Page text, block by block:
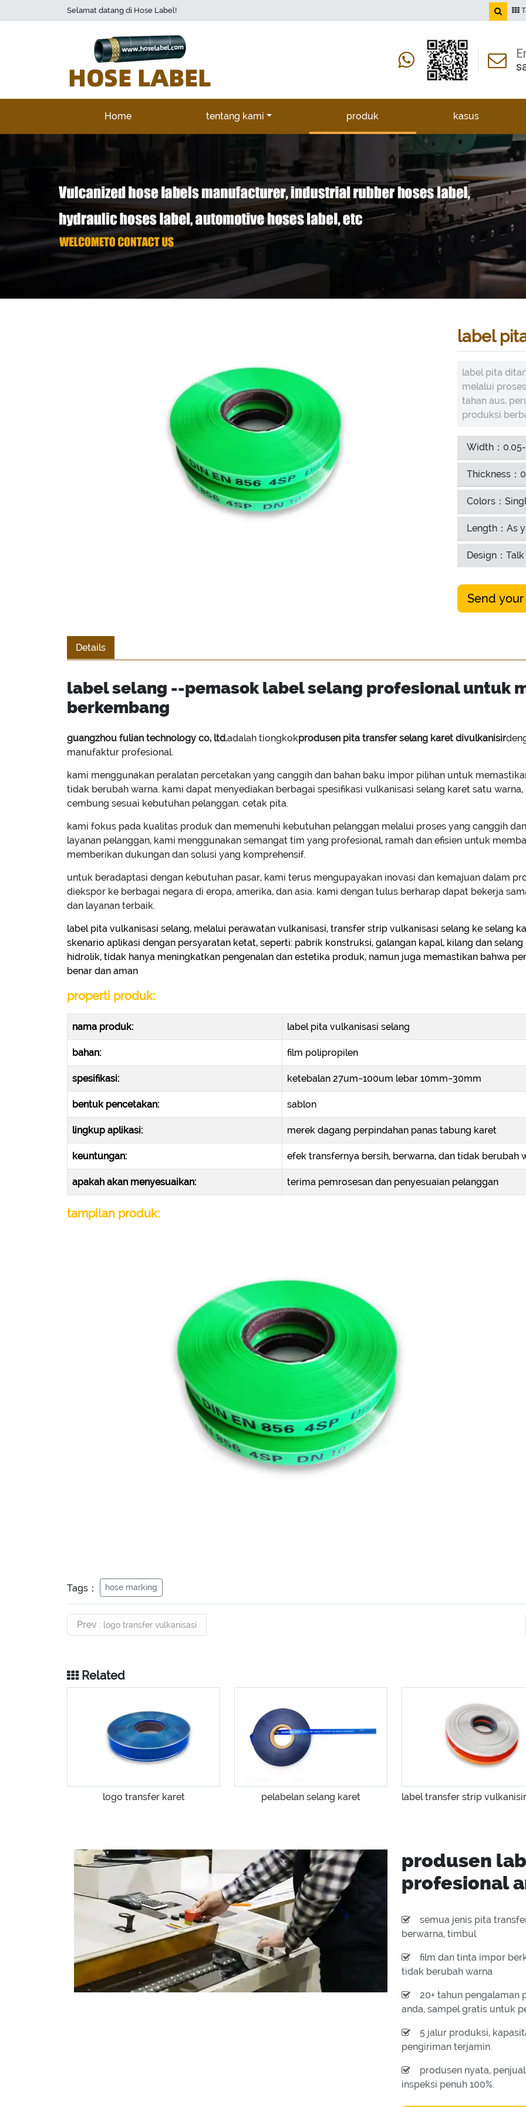
Selamat datang di Hose Label!
Home tentang kami produk kasus
label
label pita
melalui
tahan aus,
produksi
Width：
Thickness：
Colors：
Length：As
Design：
Send
Details
label selang --pemasok label selang profesional untuk
berkembang
guangzhou fulian technology co, ltd.adalah tiongkokprodusen pita transfer selang karet divulkanisir
manufaktur profesional.
kami menggunakan peralatan percetakan yang canggih dan bahan baku impor pilihan untuk
tidak berubah warna. kami dapat menyediakan berbagai spesifikasi vulkanisasi selang karet satu
cembung sesuai kebutuhan pelanggan. cetak pita.
kami fokus pada kualitas produk dan memenuhi kebutuhan pelanggan melalui proses yang canggih
layanan pelanggan, kami menggunakan semangat tim yang profesional, ramah dan efisien untuk
memberikan dukungan dan solusi yang komprehensif.
untuk beradaptasi dengan kebutuhan pasar, kami terus mengupayakan inovasi dan kemajuan dalam
diekspor ke berbagai negara di eropa, amerika, dan asia. kami dengan tulus berharap dapat bekerja
dan layanan terbaik.
label pita vulkanisasi selang, melalui perawatan vulkanisasi, transfer strip vulkanisasi selang ke selang
skenario aplikasi dengan persyaratan ketat, seperti: pabrik konstruksi, galangan kapal, kilang dan
hidrolik, tidak hanya meningkatkan pengenalan dan estetika produk, namun juga memastikan bahwa
benar dan aman
properti produk:
nama produk: label pita vulkanisasi selang
bahan: film polipropilen
spesifikasi: ketebalan 27um~100um lebar 10mm~30mm
bentuk pencetakan: sablon
lingkup aplikasi: merek dagang perpindahan panas tabung karet
keuntungan: efek transfernya bersih, berwarna, dan tidak berubah
apakah akan menyesuaikan: terima pemrosesan dan penyesuaian pelanggan
tampilan produk:
Tags： hose marking
Prev : logo transfer vulkanisasi
Related
logo transfer karet pelabelan selang karet
produsen
profesional
semua jenis pita
berwarna, timbul
film dan tinta impor
tidak berubah warna
20+ tahun pengalaman
anda, sampel gratis untuk
5 jalur produksi,
pengiriman terjamin.
produsen nyata,
inspeksi penuh 100%.